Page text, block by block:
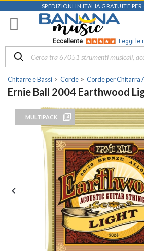
SPEDIZIONI IN ITALIA GRATUITE
Eccellente Leggi le
Chitarre e Bassi Corde Corde per Chitarra
Ernie Ball 2004 Earthwood
MULTIPACK filter_3
